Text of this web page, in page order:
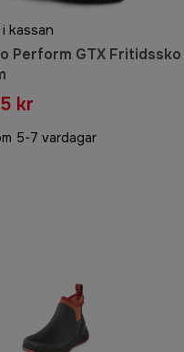
kassan
Perform GTX Fritidssko
kr
5-7 vardagar